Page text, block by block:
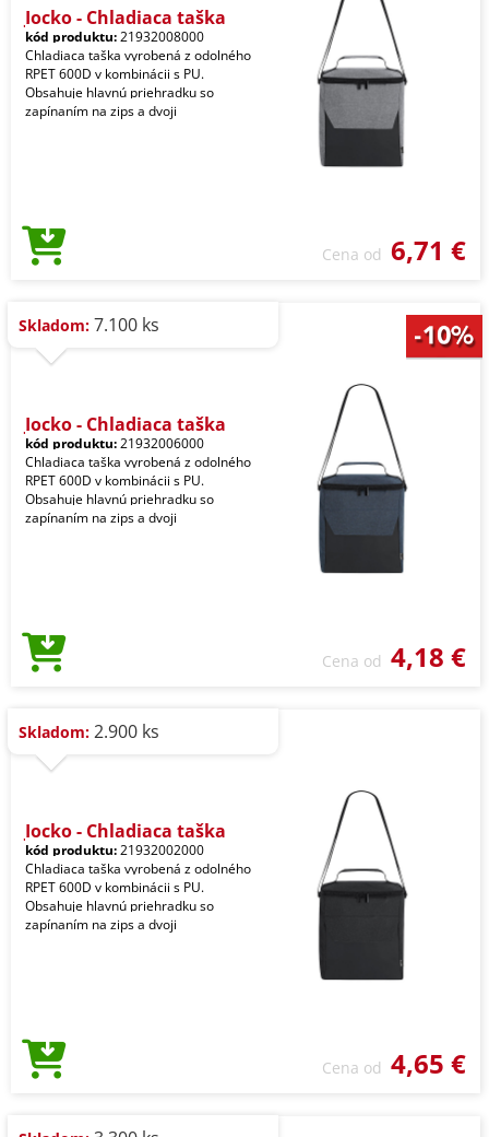
Jocko - Chladiaca taška
kód produktu:21932008000
Chladiaca taška vyrobená z odolného
RPET 600D v kombinácii s PU.
Obsahuje hlavnú priehradku so
zapínaním na zips a dvoji
Cena od 6,71 €
Skladom: 7.100 ks
Jocko - Chladiaca taška
kód produktu:21932006000
Chladiaca taška vyrobená z odolného
RPET 600D v kombinácii s PU.
Obsahuje hlavnú priehradku so
zapínaním na zips a dvoji
Cena od 4,18 €
Skladom: 2.900 ks
Jocko - Chladiaca taška
kód produktu:21932002000
Chladiaca taška vyrobená z odolného
RPET 600D v kombinácii s PU.
Obsahuje hlavnú priehradku so
zapínaním na zips a dvoji
Cena od 4,65 €